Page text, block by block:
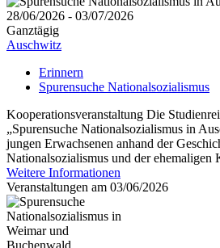
28/06/2026 - 03/07/2026
Ganztägig
Auschwitz
Erinnern
Spurensuche Nationalsozialismus
Kooperationsveranstaltung Die
„Spurensuche Nationalsozialismus in
jungen Erwachsenen anhand der
Nationalsozialismus und der ehemaligen
Weitere Informationen
Veranstaltungen am 03/06/2026